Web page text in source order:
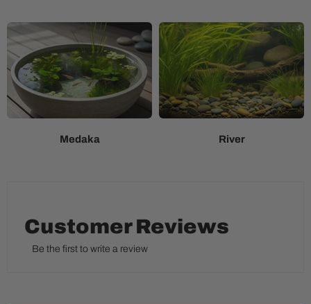
Medaka River
Customer Reviews
Be the first to write a review